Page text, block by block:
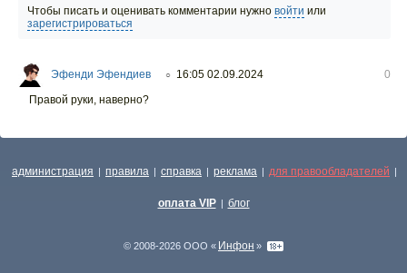
Чтобы писать и оценивать комментарии нужно войти или
зарегистрироваться
Эфенди Эфендиев ○ 16:05 02.09.2024
0
Правой руки, наверно?
администрация | правила | справка | реклама | для правообладателей |
оплата VIP | блог
© 2008-2026 ООО « Инфон »